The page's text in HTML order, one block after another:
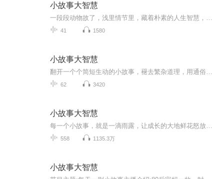
小故事大智慧
41 1580
小故事大智慧
62 3420
小故事大智慧
558 1135.3万
小故事大智慧